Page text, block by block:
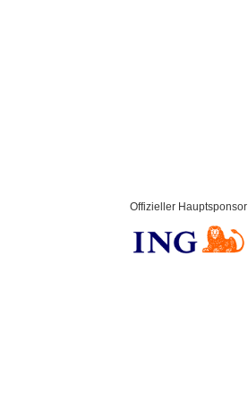
Offizieller Hauptsponsor